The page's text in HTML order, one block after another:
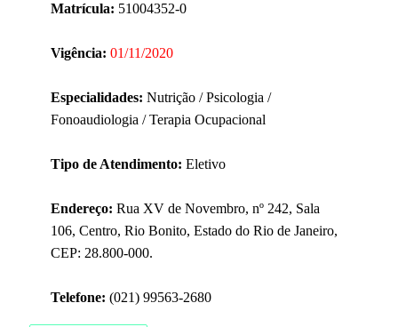
Matrícula: 51004352-0
Vigência: 01/11/2020
Especialidades: Nutrição / Psicologia /
Fonoaudiologia / Terapia Ocupacional
Tipo de Atendimento: Eletivo
Endereço: Rua XV de Novembro, nº 242, Sala
106, Centro, Rio Bonito, Estado do Rio de Janeiro,
CEP: 28.800-000.
Telefone: (021) 99563-2680